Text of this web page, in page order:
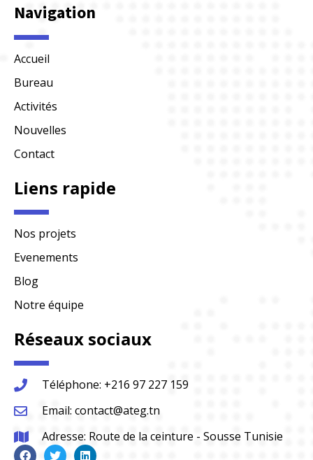
Navigation
Accueil
Bureau
Activités
Nouvelles
Contact
Liens rapide
Nos projets
Evenements
Blog
Notre équipe
Réseaux sociaux
Téléphone: +216 97 227 159
Email: contact@ateg.tn
Adresse: Route de la ceinture - Sousse Tunisie